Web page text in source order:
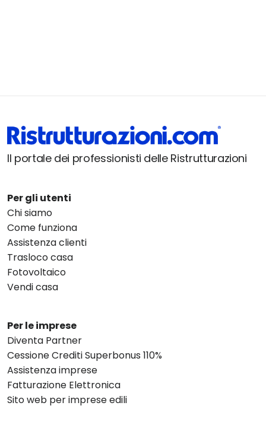
Il portale dei professionisti delle Ristrutturazioni
Per gli utenti
Chi siamo
Come funziona
Assistenza clienti
Trasloco casa
Fotovoltaico
Vendi casa
Per le imprese
Diventa Partner
Cessione Crediti Superbonus 110%
Assistenza imprese
Fatturazione Elettronica
Sito web per imprese edili